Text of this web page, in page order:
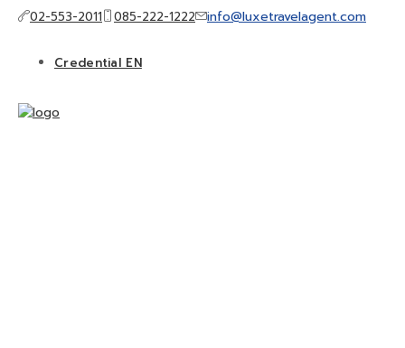
02-553-2011 085-222-1222 info@luxetravelagent.com
Credential EN